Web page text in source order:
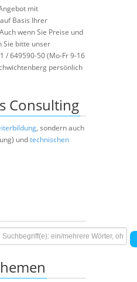
mit
auf Basis Ihrer
wenn Sie Preise und
Sie bitte unser
/ 649590-50 (Mo-Fr 9-16
persönlich
Consulting
, sondern auch
undtechnischen